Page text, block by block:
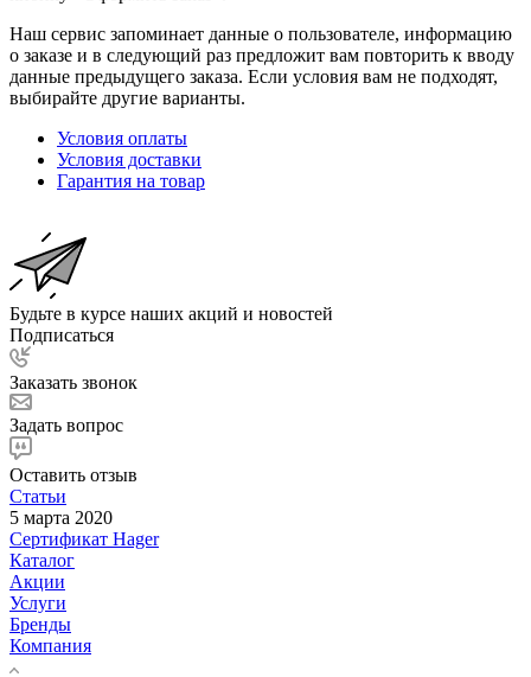
Наш сервис запоминает данные о пользователе, информацию
о заказе и в следующий раз предложит вам повторить к вводу
данные предыдущего заказа. Если условия вам не подходят,
выбирайте другие варианты.
Условия оплаты
Условия доставки
Гарантия на товар
Будьте в курсе наших акций и новостей
Подписаться
Заказать звонок
Задать вопрос
Оставить отзыв
Статьи
5 марта 2020
Сертификат Hager
Каталог
Акции
Услуги
Бренды
Компания